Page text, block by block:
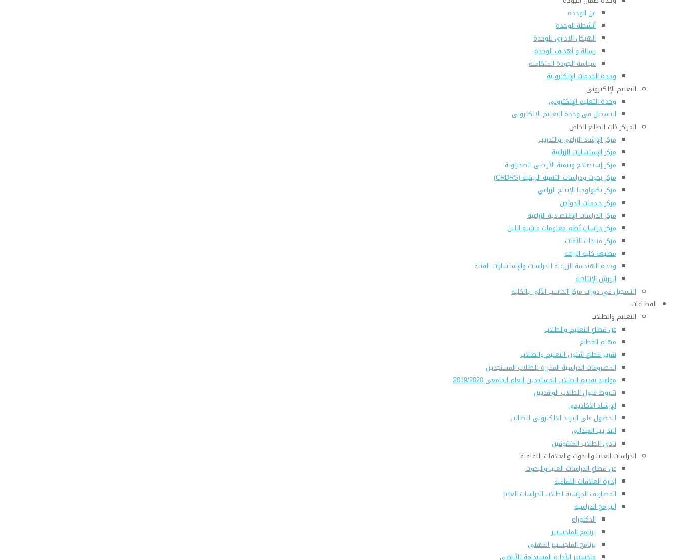
عن الوحدة
أنشطة الوحدة
الهيكل الادارى للوحدة
رسالة و أهداف الوحدة
سياسة الجودة المتكاملة
وحدة الخدمات الإلكترونية
التعليم الإلكترونى
وحدة التعليم الإلكترونى
التسجيل فى وحدة التعليم الالكترونى
المراكز ذات الطابع الخاص
مركز الإرشاد الزراعي والتدريب
مركز الإستشارات الزراعية
مركز إستصلاح وتنمية الأراضى الصحراوية
مركز بحوث ودراسات التنمية الريفية (CRDRS)
مركز تكنولوجيا الإنتاج الزراعي
مركز خـدمـات الدواجن
مركز الدراسات الإقتصادية الزراعية
مركز دراسات نُظم معلومات ماشية اللبن
مركز مبيدات الآفات
مطبعة كلية الزراعة
وحدة الهندسة الزراعية للدراسات والإستشارات الفنية
الورش الإنتاجية
التسجيل في دورات مركز الحاسب الآلي بالكلية
القطاعات
التعليم والطلاب
عن قطاع التعليم والطلاب
مهام القطاع
تقرير قطاع شئون التعليم والطلاب
المصروفات الدراسية المقررة للطلاب المستجدين
مواعيد تقديم الطلاب المستجدين العام الجامعى 2019/2020
شروط قبول الطلاب الوافديين
الإرشاد الأكاديمى
للحصول على البريد الالكترونى للطالب
التدريب الميداني
نادى الطلاب المتفوقين
الدراسات العليا والبحوث والعلاقات الثقافية
عن قطاع الدراسات العليا والبحوث
إدارة العلاقات الثقافية
المصاريف الدراسية لطلاب الدراسات العليا
البرامج الدراسية
الدكتوراة
برنامج الماجستير
برنامج الماجستير المهنى
ماجستير الأدارة المستدامة للأراضى